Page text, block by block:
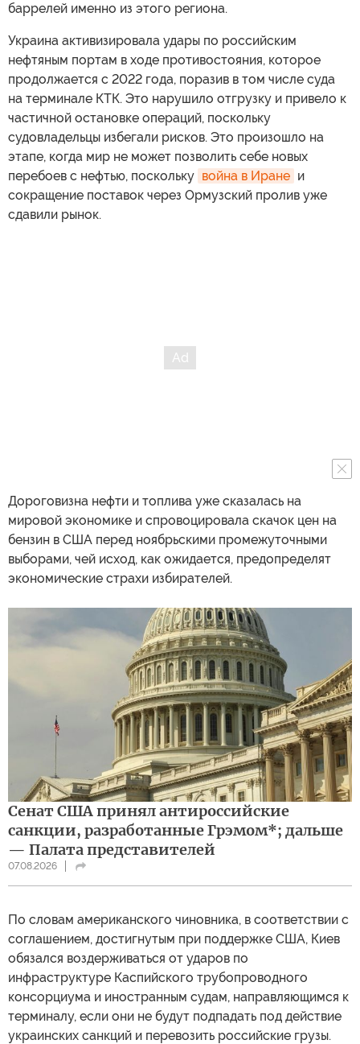
баррелей именно из этого региона.
Украина активизировала удары по российским
нефтяным портам в ходе противостояния, которое
продолжается с 2022 года, поразив в том числе суда
на терминале КТК. Это нарушило отгрузку и привело к
частичной остановке операций, поскольку
судовладельцы избегали рисков. Это произошло на
этапе, когда мир не может позволить себе новых
перебоев с нефтью, поскольку война в Иране и
сокращение поставок через Ормузский пролив уже
сдавили рынок.
Дороговизна нефти и топлива уже сказалась на
мировой экономике и спровоцировала скачок цен на
бензин в США перед ноябрьскими промежуточными
выборами, чей исход, как ожидается, предопределят
экономические страхи избирателей.
Сенат США принял антироссийские
санкции, разработанные Грэмом*; дальше
— Палата представителей
07.08.2026
По словам американского чиновника, в соответствии с
соглашением, достигнутым при поддержке США, Киев
обязался воздерживаться от ударов по
инфраструктуре Каспийского трубопроводного
консорциума и иностранным судам, направляющимся к
терминалу, если они не будут подпадать под действие
украинских санкций и перевозить российские грузы.